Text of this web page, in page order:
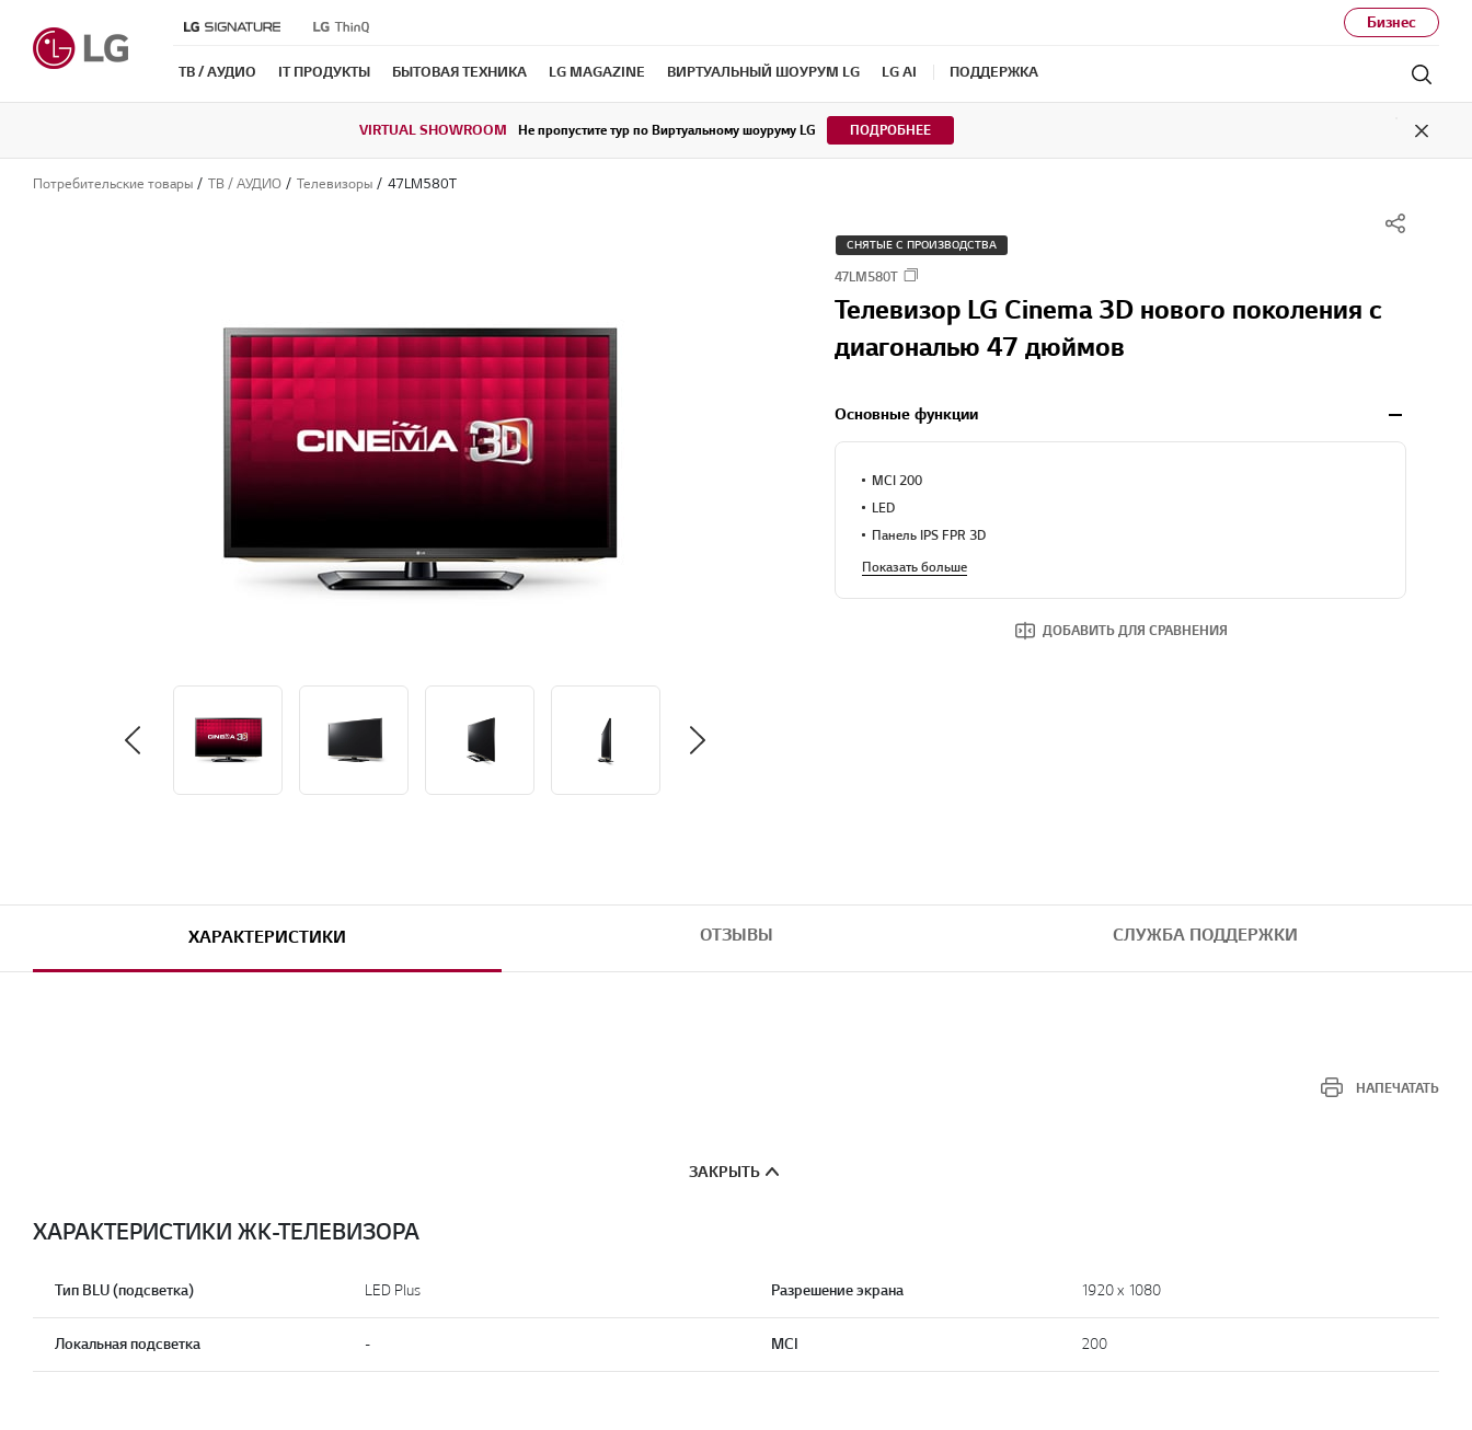
Бизнес
ТВ / АУДИО IT ПРОДУКТЫ БЫТОВАЯ ТЕХНИКА LG MAGAZINE ВИРТУАЛЬНЫЙ ШОУРУМ LG LG AI ПОДДЕРЖКА
VIRTUAL SHOWROOM Не пропустите тур по Виртуальному шоуруму LG ПОДРОБНЕЕ
Close
Потребительские товары ТВ / АУДИО Телевизоры 47LM580T
СНЯТЫЕ С ПРОИЗВОДСТВА
47LM580T
Телевизор LG Cinema 3D нового поколения с
диагональю 47 дюймов
Основные функции
MCI 200
LED
Панель IPS FPR 3D
Показать больше
ДОБАВИТЬ ДЛЯ СРАВНЕНИЯ
ХАРАКТЕРИСТИКИ ОТЗЫВЫ СЛУЖБА ПОДДЕРЖКИ
НАПЕЧАТАТЬ
ЗАКРЫТЬ
ХАРАКТЕРИСТИКИ ЖК-ТЕЛЕВИЗОРА
Тип BLU (подсветка) LED Plus Разрешение экрана 1920 x 1080
Локальная подсветка - MCI 200